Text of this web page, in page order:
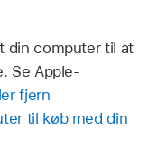
din computer til at
Se Apple-
fjern
til køb med din